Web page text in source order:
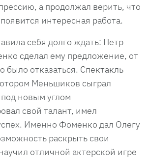
а продолжал верить, что
интересная работа.
себя долго ждать: Петр
сделал ему предложение, от
было отказаться. Спектакль
Меньшиков сыграл
новым углом
свой талант, имел
Именно Фоменко дал Олегу
раскрыть свои
отличной актерской игре